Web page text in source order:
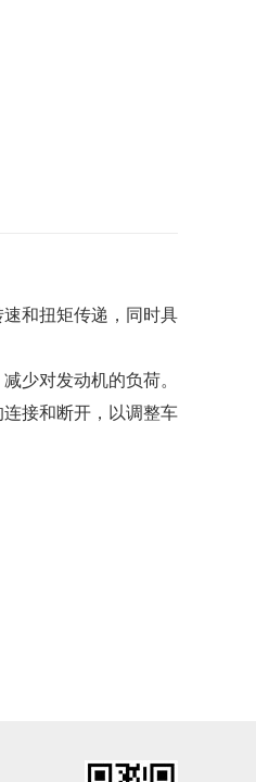
和扭矩传递，同时具
少对发动机的负荷。
接和断开，以调整车